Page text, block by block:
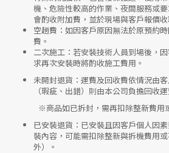
機、危險性較高的作業、夜間服務或
會酌收附加費，並於現場與客戶報價收
空趟費 ：如因客戶原因無法於原預約
費。
二次施工 ：若安裝技術人員到場後，
求再次安裝時將酌收施工費用。
未開封退貨 ：運費及回收費依情況由
（瑕疵、出錯）則由本公司負擔回收運
※商品如已拆封，需再扣除整新費用
已安裝退貨 ：已安裝且因客戶個人因
裝內容，可能需扣除整新與拆機費用
外）。